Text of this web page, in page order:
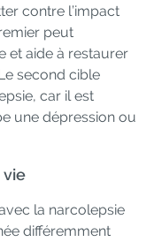
contre l’impact
peut
et aide à restaurer
second cible
car il est
une dépression ou
vie
la narcolepsie
différemment